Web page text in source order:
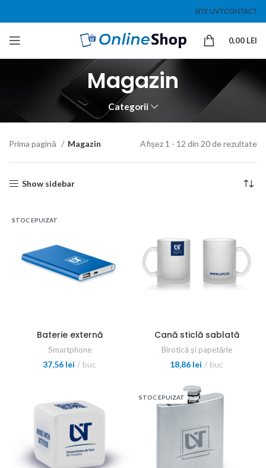
SITE UVTCONTACT
0,00 LEI
Magazin
Categorii
Prima pagină Magazin Afișez 1 - 12 din 20 de rezultate
Show sidebar
STOC EPUIZAT
Baterie externă
Smartphone
37,56 lei buc
Cană sticlă sablată
Birotică și papetărie
18,86 lei buc
STOC EPUIZAT